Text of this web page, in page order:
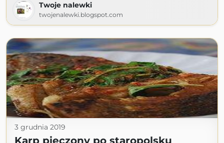
Twoje nalewki
twojenalewki.blogspot.com
3 grudnia 2019